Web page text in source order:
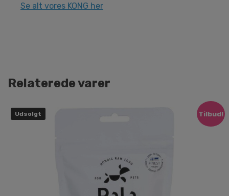
Se alt vores KONG her
Relaterede varer
Tilbud!
Udsolgt